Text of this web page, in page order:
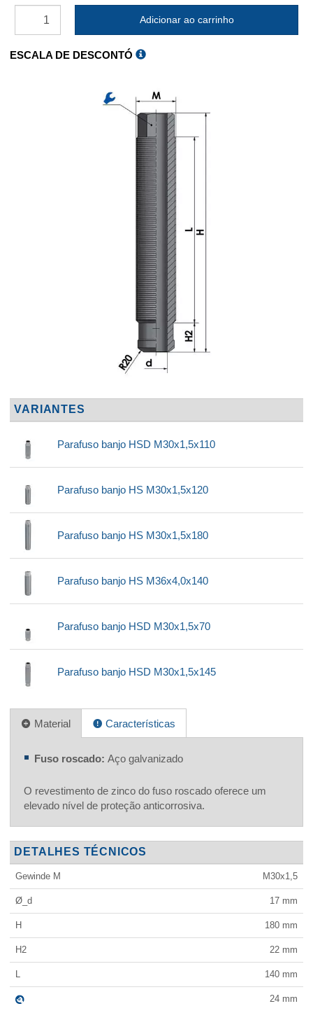
Adicionar ao carrinho
ESCALA DE DESCONTÓ
VARIANTES
Parafuso banjo HSD M30x1,5x110
Parafuso banjo HS M30x1,5x120
Parafuso banjo HS M30x1,5x180
Parafuso banjo HS M36x4,0x140
Parafuso banjo HSD M30x1,5x70
Parafuso banjo HSD M30x1,5x145
Material Características
Fuso roscado: Aço galvanizado
O revestimento de zinco do fuso roscado oferece um
elevado nível de proteção anticorrosiva.
DETALHES TÉCNICOS
Gewinde M M30x1,5
Ø_d 17 mm
H 180 mm
H2 22 mm
L 140 mm
24 mm